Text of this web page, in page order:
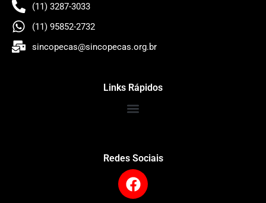
(11) 3287-3033
(11) 95852-2732
sincopecas@sincopecas.org.br
Links Rápidos
Redes Sociais